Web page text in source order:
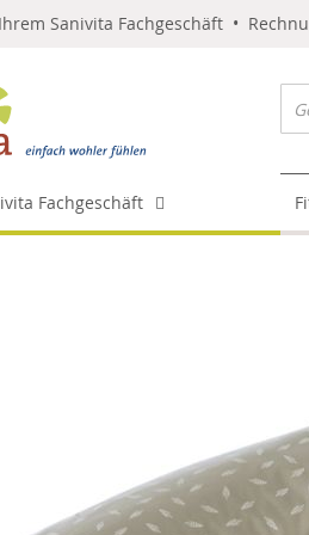
Sanivita Fachgeschäft •
Fachgeschäft